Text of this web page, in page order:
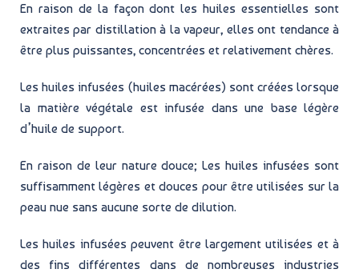
En raison de la façon dont les huiles essentielles sont
extraites par distillation à la vapeur, elles ont tendance à
être plus puissantes, concentrées et relativement chères.
Les huiles infusées (huiles macérées) sont créées lorsque
la matière végétale est infusée dans une base légère
d’huile de support.
En raison de leur nature douce; Les huiles infusées sont
suffisamment légères et douces pour être utilisées sur la
peau nue sans aucune sorte de dilution.
Les huiles infusées peuvent être largement utilisées et à
des fins différentes dans de nombreuses industries